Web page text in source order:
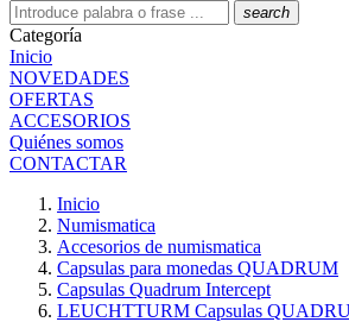
search
Categoría
Inicio
NOVEDADES
OFERTAS
ACCESORIOS
Quiénes somos
CONTACTAR
Inicio
Numismatica
Accesorios de numismatica
Capsulas para monedas QUADRUM
Capsulas Quadrum Intercept
LEUCHTTURM Capsulas